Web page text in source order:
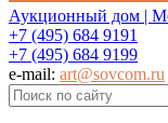
Аукционный дом |
+7 (495) 684 9191
+7 (495) 684 9199
e-mail: art@sovcom.ru